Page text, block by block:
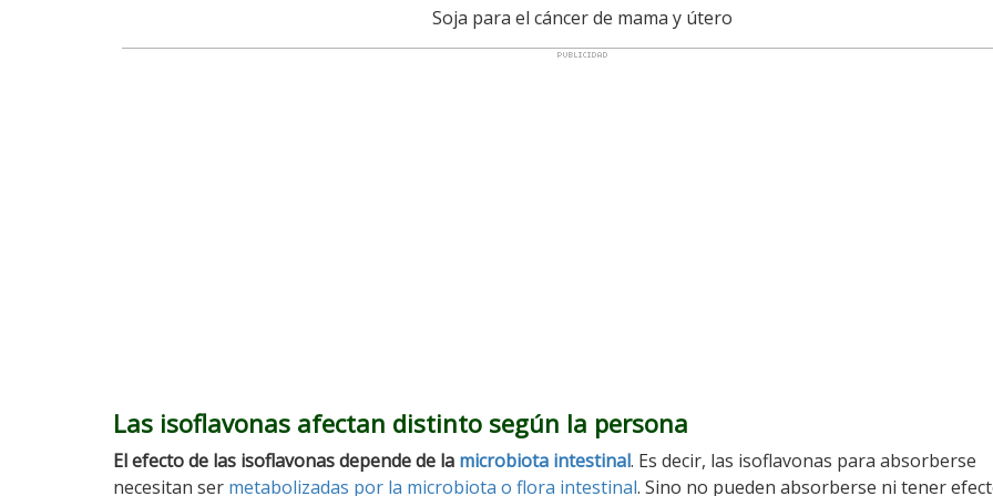
Soja para el cáncer de mama y útero
Las isoflavonas afectan distinto según la persona
El efecto de las isoflavonas depende de la microbiota intestinal. Es decir, las isoflavonas para absorberse
necesitan ser metabolizadas por la microbiota o flora intestinal. Sino no pueden absorberse ni tener